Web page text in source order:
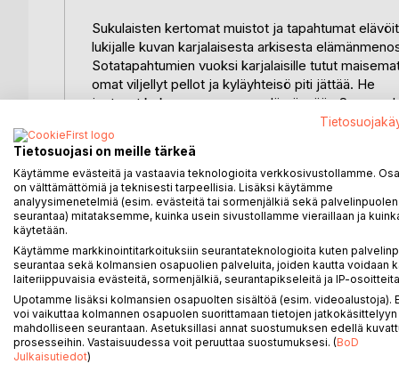
Sukulaisten kertomat muistot ja tapahtumat
lukijalle kuvan karjalaisesta arkisesta
Sotatapahtumien vuoksi karjalaisille tutut
omat viljellyt pellot ja kyläyhteisö piti jättää. He
joutuvat kokemaan omassa elämässään Suomen
murroskohdat, kuten talvi- ja jatkosodat,
sekä uudelleen asuttamisen. Kirjassa
heidän omalla äänellään kerrottuna, mitä he kokivat
evakkotaipaleellaan.
Elämäkerrat vanhempien ja isovanhempien
kaikki entinen oli jätettävä. Kirjojen sivuilta luetut
tapahtumat tulevat läheisiksi oman suvun
kautta ja ehkä lähentävät eri sukupolvia.
Lähteinä sukukirjassa on käytetty sukulaisten
lisäksi arkistoaineistoja ja tietokirjallisuutta. Kirjaan
Tietosuojasi on meille tärkeä
Käytämme evästeitä ja vastaavia teknologioita verkkosivustollamme.
on välttämättömiä ja teknisesti tarpeellisia. Lisäksi käytämme
analyysimenetelmiä (esim. evästeitä tai sormenjälkiä sekä palvelinpuolen
seurantaa) mitataksemme, kuinka usein sivustollamme vieraillaan ja
käytetään.
Käytämme markkinointitarkoituksiin seurantateknologioita kuten
seurantaa sekä kolmansien osapuolien palveluita, joiden kautta voidaan
laiteriippuvaisia evästeitä, sormenjälkiä, seurantapikseleitä ja IP-
Upotamme lisäksi kolmansien osapuolten sisältöä (esim. videoalustoja).
voi vaikuttaa kolmannen osapuolen suorittamaan tietojen jatkokäsittelyyn
mahdolliseen seurantaan. Asetuksillasi annat suostumuksen edellä
prosesseihin. Vastaisuudessa voit peruuttaa suostumuksesi. (BoD
Julkaisutiedot)